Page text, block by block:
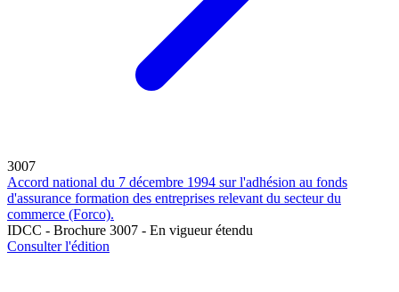
3007
Accord national du 7 décembre 1994 sur l'adhésion au fonds
d'assurance formation des entreprises relevant du secteur du
commerce (Forco).
IDCC - Brochure 3007 - En vigueur étendu
Consulter l'édition